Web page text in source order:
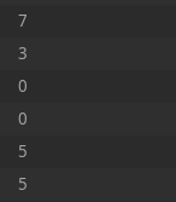
7
3
0
0
5
5